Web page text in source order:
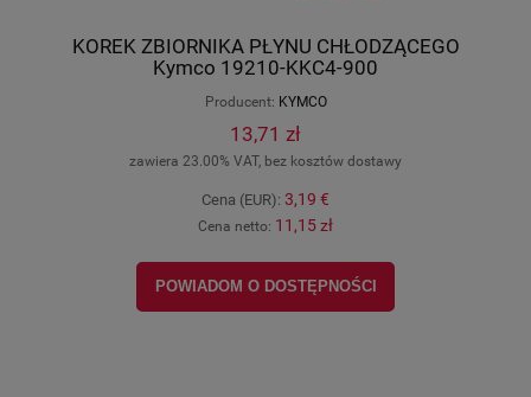
KOREK ZBIORNIKA PŁYNU CHŁODZĄCEGO
Kymco 19210-KKC4-900
Producent: KYMCO
13,71 zł
zawiera 23.00% VAT, bez kosztów dostawy
Cena (EUR): 3,19 €
Cena netto: 11,15 zł
POWIADOM O DOSTĘPNOŚCI